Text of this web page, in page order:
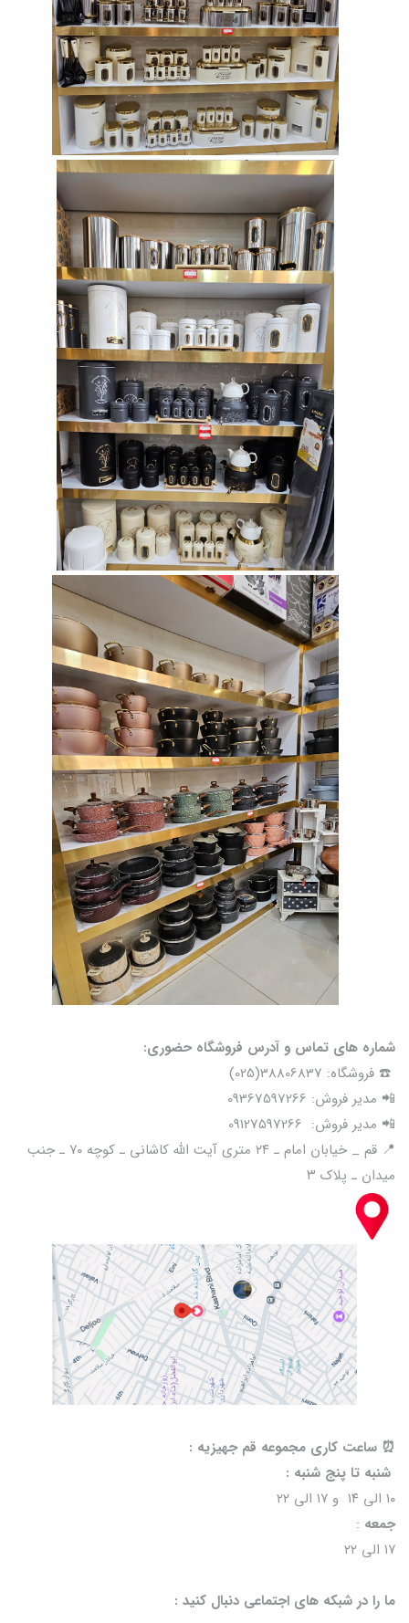
شماره های تماس و آدرس فروشگاه حضوری:
☎️ فروشگاه: 38806837(025)
📲 مدیر فروش: 09367597266
📲 مدیر فروش: 09127597266
📍 قم _ خیابان امام ـ ۲۴ متری آیت الله کاشانی ـ کوچه ۷۰ ـ جنب
میدان ـ پلاک ۳
⏰️ ساعت کاری مجموعه قم جهیزیه :
شنبه تا پنج شنبه :
۱۰ الی ۱۴ و ۱۷ الی ۲۲
جمعه :
۱۷ الی ۲۲
ما را در شبکه های اجتماعی دنبال کنید :